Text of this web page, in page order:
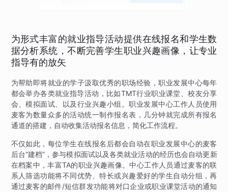
为形式丰富的就业指导活动提供在线报名和学生数
据分析系统，不断完善学生职业兴趣画像，让专业
指导有的放矢
为帮助即将就业的学子汲取优秀的职场经验，职业发展中心每年
都会举办各类就业指导活动，比如TMT行业职业课堂、校友分享
会、模拟面试、以及行业兴趣小组。职业发展中心工作人员使用
麦客为数量众多的活动统一制作报名表，几分钟就完成所有报名
通道的搭建，自动收集活动报名信息，简化工作流程。
不仅如此，每位学生在线报名后都会自动在职业发展中心的麦客
后台“建档”，参与模拟面试以及各类就业活动的经历也会自动更新
在档案中，丰富TA的职业兴趣画像。中心工作人员通过麦客的联
系人筛选功能将不同优势、特长或兴趣爱好的学生自动分组，再
通过麦客的邮件/短信群发功能将对口企业或职业课堂活动的通知